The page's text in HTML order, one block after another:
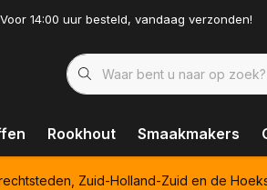
Voor 14:00 uur besteld, vandaag verzonden!
Rookhout Smaakmakers
Zuid-Holland-Zuid en de